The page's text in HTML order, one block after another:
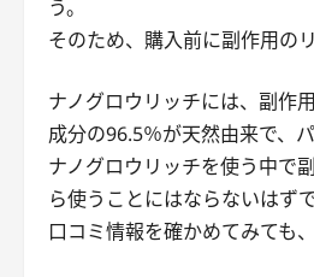
う。
そのため、購入前に副作用の
ナノグロウリッチには、副作
成分の96.5％が天然由来で、
ナノグロウリッチを使う中で
ら使うことにはならないはずで
口コミ情報を確かめてみても